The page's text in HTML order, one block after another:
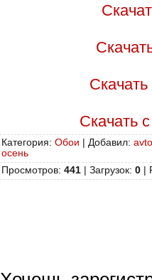
Скачать
Категория: Обои | Добавил:
осень
Просмотров: 441 | Загрузок: 0 |